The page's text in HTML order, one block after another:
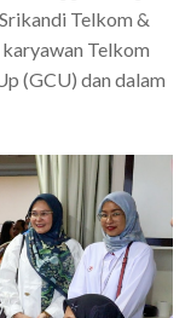
Telkom &
Telkom
(GCU) dan dalam